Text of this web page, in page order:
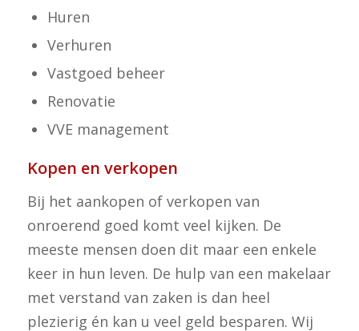
Huren
Verhuren
Vastgoed beheer
Renovatie
VVE management
Kopen en verkopen
Bij het aankopen of verkopen van
onroerend goed komt veel kijken. De
meeste mensen doen dit maar een enkele
keer in hun leven. De hulp van een makelaar
met verstand van zaken is dan heel
plezierig én kan u veel geld besparen. Wij